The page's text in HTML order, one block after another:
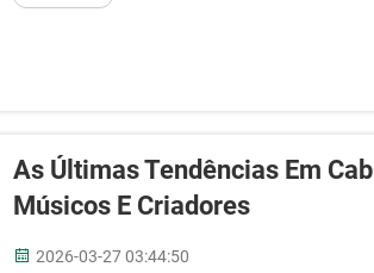
portáteis à prova de som...
As Últimas Tendências Em
Músicos E Criadores
2026-03-27 03:44:50